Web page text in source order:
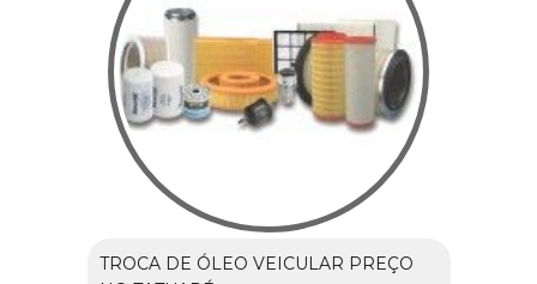
TROCA DE ÓLEO VEICULAR PREÇO